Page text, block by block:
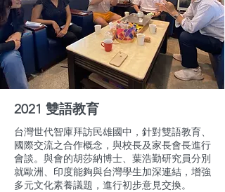
2021 雙語教育
台灣世代智庫拜訪民雄國中，針對雙語教育、
國際交流之合作概念，與校長及家長會長進行
會談。與會的胡莎納博士、葉浩勤研究員分別
就歐洲、印度能夠與台灣學生加深連結，增強
多元文化素養議題，進行初步意見交換。